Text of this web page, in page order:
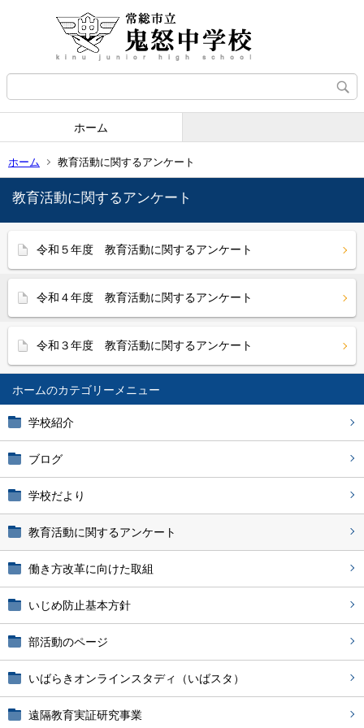
ホーム
ホーム 教育活動に関するアンケート
ホーム
学校紹介
ブログ
学校だより
教育活動に関するアンケート
働き方改革に向けた取組
いじめ防止基本方針
部活動のページ
いばらきオンラインスタディ（いばスタ）
遠隔教育実証研究事業
教育活動に関するアンケート
令和５年度 教育活動に関するアンケート
令和４年度 教育活動に関するアンケート
令和３年度 教育活動に関するアンケート